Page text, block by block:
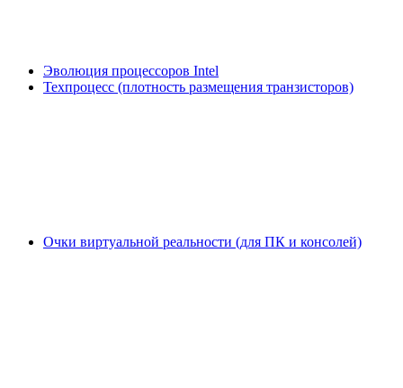
Эволюция процессоров Intel
Техпроцесс (плотность размещения транзисторов)
Очки виртуальной реальности (для ПК и консолей)